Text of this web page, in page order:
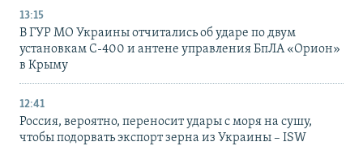
13:15
В ГУР МО Украины отчитались об ударе по двум
установкам С-400 и антене управления БпЛА «Орион»
в Крыму
12:41
Россия, вероятно, переносит удары с моря на сушу,
чтобы подорвать экспорт зерна из Украины – ISW